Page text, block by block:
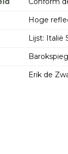
Hoge
Lijst: Italië
Erik de